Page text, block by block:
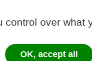
numérique -
over what
OK, accept all